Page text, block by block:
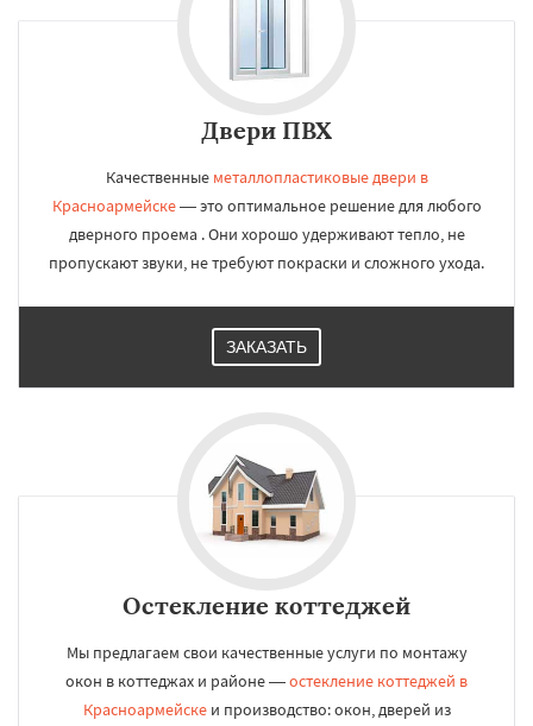
Двери ПВХ
Качественные металлопластиковые двери в
Красноармейске— это оптимальное решение для любого
дверного проема . Они хорошо удерживают тепло, не
пропускают звуки, не требуют покраски и сложного ухода.
ЗАКАЗАТЬ
Остекление коттеджей
Мы предлагаем свои качественные услуги по монтажу
окон в коттеджах и районе —остекление коттеджей в
Красноармейскеи производство: окон, дверей из